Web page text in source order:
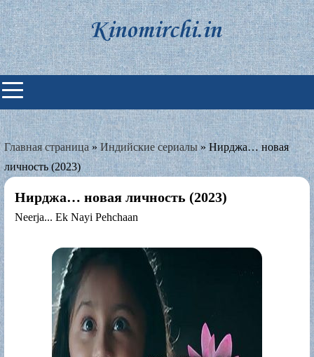
Skip
to
content
Индийские фильмы смотреть
онлайн
Главная страница »Индийские сериалы»Нирджа… новая
личность (2023)
Нирджа… новая личность (2023)
Neerja... Ek Nayi Pehchaan